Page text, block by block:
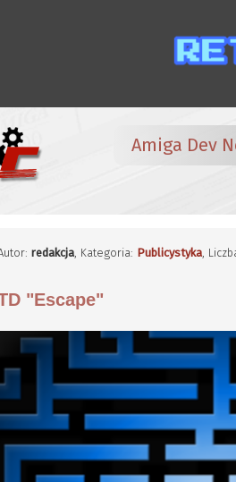
Amiga Dev
redakcja, Kategoria: Publicystyka,
"Escape"